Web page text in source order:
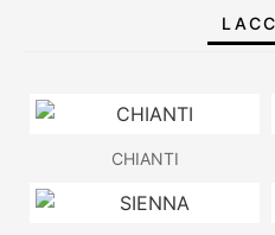
CHIANTI